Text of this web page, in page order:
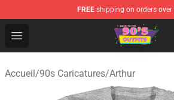
FREE shipping on orders over
Open menu
90s Outfits Store - Official 90s
Accueil/90s Caricatures/Arthur